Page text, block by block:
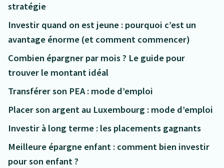
stratégie
Investir quand on est jeune : pourquoi c’est un
avantage énorme (et comment commencer)
Combien épargner par mois ? Le guide pour
trouver le montant idéal
Transférer son PEA : mode d’emploi
Placer son argent au Luxembourg : mode d’emploi
Investir à long terme : les placements gagnants
Meilleure épargne enfant : comment bien investir
pour son enfant ?